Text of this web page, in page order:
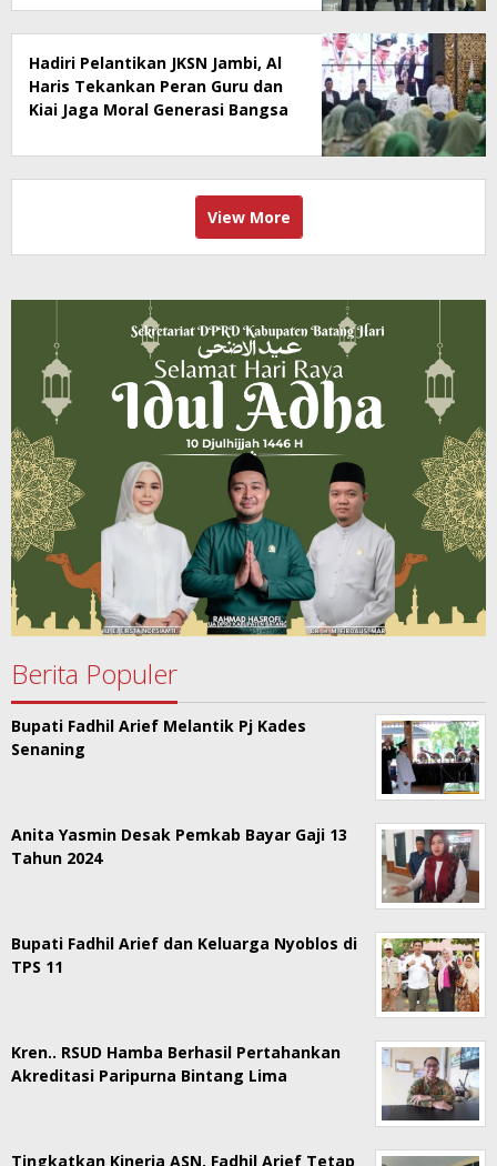
Mattaher
Hadiri Pelantikan JKSN Jambi, Al
Haris Tekankan Peran Guru dan
Kiai Jaga Moral Generasi Bangsa
View More
Berita Populer
Bupati Fadhil Arief Melantik Pj Kades
Senaning
Anita Yasmin Desak Pemkab Bayar Gaji 13
Tahun 2024
Bupati Fadhil Arief dan Keluarga Nyoblos di
TPS 11
Kren.. RSUD Hamba Berhasil Pertahankan
Akreditasi Paripurna Bintang Lima
Tingkatkan Kinerja ASN, Fadhil Arief Tetap